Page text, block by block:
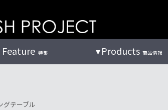
Feature 特集 Products 商品情報
グテーブル